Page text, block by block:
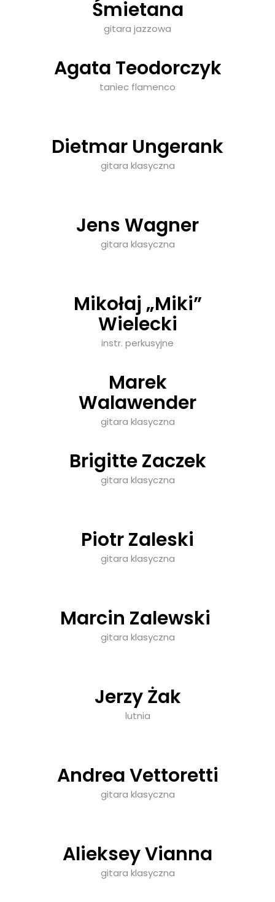
Śmietana
gitara jazzowa
Agata Teodorczyk
taniec flamenco
Dietmar Ungerank
gitara klasyczna
Jens Wagner
gitara klasyczna
Mikołaj „Miki”
Wielecki
instr. perkusyjne
Marek
Walawender
gitara klasyczna
Brigitte Zaczek
gitara klasyczna
Piotr Zaleski
gitara klasyczna
Marcin Zalewski
gitara klasyczna
Jerzy Żak
lutnia
Andrea Vettoretti
gitara klasyczna
Alieksey Vianna
gitara klasyczna